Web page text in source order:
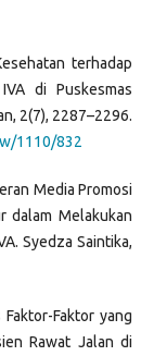
terhadap
di Puskesmas
2(7), 2287–2296.
1110/832
Media Promosi
dalam Melakukan
Syedza Saintika,
Faktor yang
Rawat Jalan di